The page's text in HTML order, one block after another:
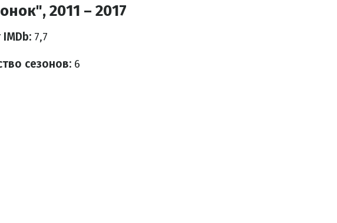
2011 – 2017
7,7
сезонов: 6